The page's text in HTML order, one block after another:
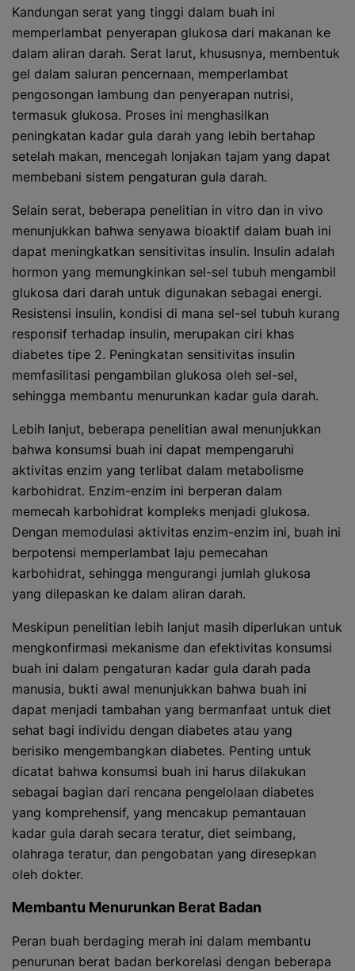
Kandungan serat yang tinggi dalam buah ini
memperlambat penyerapan glukosa dari makanan ke
dalam aliran darah. Serat larut, khususnya, membentuk
gel dalam saluran pencernaan, memperlambat
pengosongan lambung dan penyerapan nutrisi,
termasuk glukosa. Proses ini menghasilkan
peningkatan kadar gula darah yang lebih bertahap
setelah makan, mencegah lonjakan tajam yang dapat
membebani sistem pengaturan gula darah.
Selain serat, beberapa penelitian in vitro dan in vivo
menunjukkan bahwa senyawa bioaktif dalam buah ini
dapat meningkatkan sensitivitas insulin. Insulin adalah
hormon yang memungkinkan sel-sel tubuh mengambil
glukosa dari darah untuk digunakan sebagai energi.
Resistensi insulin, kondisi di mana sel-sel tubuh kurang
responsif terhadap insulin, merupakan ciri khas
diabetes tipe 2. Peningkatan sensitivitas insulin
memfasilitasi pengambilan glukosa oleh sel-sel,
sehingga membantu menurunkan kadar gula darah.
Lebih lanjut, beberapa penelitian awal menunjukkan
bahwa konsumsi buah ini dapat mempengaruhi
aktivitas enzim yang terlibat dalam metabolisme
karbohidrat. Enzim-enzim ini berperan dalam
memecah karbohidrat kompleks menjadi glukosa.
Dengan memodulasi aktivitas enzim-enzim ini, buah ini
berpotensi memperlambat laju pemecahan
karbohidrat, sehingga mengurangi jumlah glukosa
yang dilepaskan ke dalam aliran darah.
Meskipun penelitian lebih lanjut masih diperlukan untuk
mengkonfirmasi mekanisme dan efektivitas konsumsi
buah ini dalam pengaturan kadar gula darah pada
manusia, bukti awal menunjukkan bahwa buah ini
dapat menjadi tambahan yang bermanfaat untuk diet
sehat bagi individu dengan diabetes atau yang
berisiko mengembangkan diabetes. Penting untuk
dicatat bahwa konsumsi buah ini harus dilakukan
sebagai bagian dari rencana pengelolaan diabetes
yang komprehensif, yang mencakup pemantauan
kadar gula darah secara teratur, diet seimbang,
olahraga teratur, dan pengobatan yang diresepkan
oleh dokter.
Membantu Menurunkan Berat Badan
Peran buah berdaging merah ini dalam membantu
penurunan berat badan berkorelasi dengan beberapa